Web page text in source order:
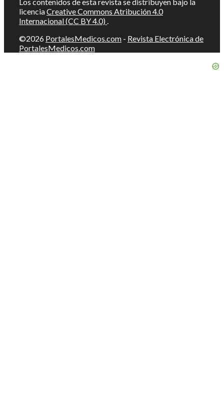
licenciaCreative Commons Atribución 4.0
Internacional (CC BY 4.0) .
©2026 PortalesMedicos.com - Revista Electrónica de
PortalesMedicos.com